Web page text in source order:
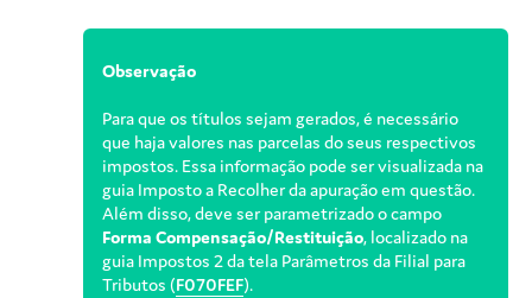
Observação
Para que os títulos sejam gerados, é necessário
que haja valores nas parcelas do seus respectivos
impostos. Essa informação pode ser visualizada na
guia Imposto a Recolher da apuração em questão.
Além disso, deve ser parametrizado o campo
Forma Compensação/Restituição, localizado na
guia Impostos 2 da tela Parâmetros da Filial para
Tributos (F070FEF).